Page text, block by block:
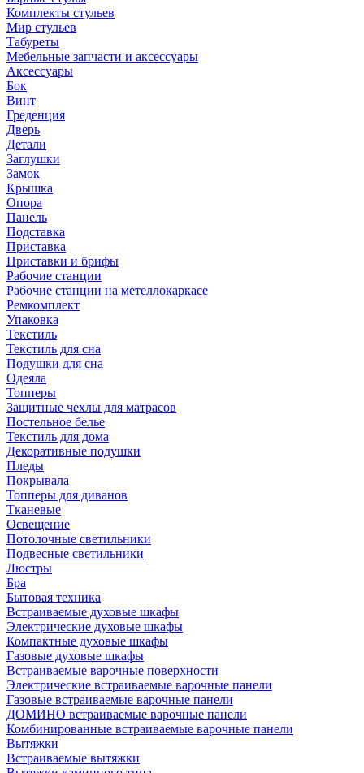
Комплекты стульев
Мир стульев
Табуреты
Мебельные запчасти и аксессуары
Аксессуары
Бок
Винт
Греденция
Дверь
Детали
Заглушки
Замок
Крышка
Опора
Панель
Подставка
Приставка
Приставки и брифы
Рабочие станции
Рабочие станции на метеллокаркасе
Ремкомплект
Упаковка
Текстиль
Текстиль для сна
Подушки для сна
Одеяла
Топперы
Защитные чехлы для матрасов
Постельное белье
Текстиль для дома
Декоративные подушки
Пледы
Покрывала
Топперы для диванов
Тканевые
Освещение
Потолочные светильники
Подвесные светильники
Люстры
Бра
Бытовая техника
Встраиваемые духовые шкафы
Электрические духовые шкафы
Компактные духовые шкафы
Газовые духовые шкафы
Встраиваемые варочные поверхности
Электрические встраиваемые варочные панели
Газовые встраиваемые варочные панели
ДОМИНО встраиваемые варочные панели
Комбинированные встраиваемые варочные панели
Вытяжки
Встраиваемые вытяжки